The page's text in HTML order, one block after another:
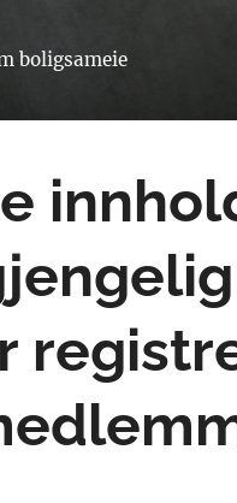
boligsameie